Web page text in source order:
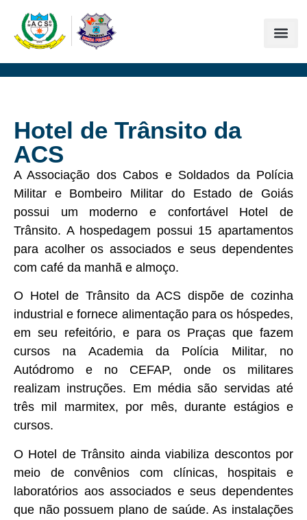
Hotel de Trânsito da
ACS
A Associação dos Cabos e Soldados da Polícia
Militar e Bombeiro Militar do Estado de Goiás
possui um moderno e confortável Hotel de
Trânsito. A hospedagem possui 15 apartamentos
para acolher os associados e seus dependentes
com café da manhã e almoço.
O Hotel de Trânsito da ACS dispõe de cozinha
industrial e fornece alimentação para os hóspedes,
em seu refeitório, e para os Praças que fazem
cursos na Academia da Polícia Militar, no
Autódromo e no CEFAP, onde os militares
realizam instruções. Em média são servidas até
três mil marmitex, por mês, durante estágios e
cursos.
O Hotel de Trânsito ainda viabiliza descontos por
meio de convênios com clínicas, hospitais e
laboratórios aos associados e seus dependentes
que não possuem plano de saúde. As instalações